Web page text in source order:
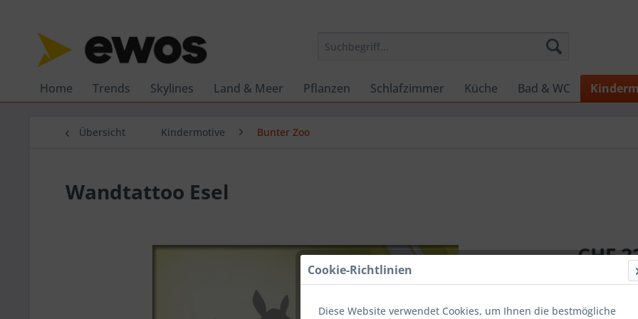
Home Trends Skylines Land & Meer Pflanzen Schlafzimmer Küche Bad & WC
Übersicht Kindermotive Bunter Zoo
Wandtattoo Esel
CHF
Sofort
Cookie-Richtlinien
Diese Website verwendet Cookies, um Ihnen die bestmögliche